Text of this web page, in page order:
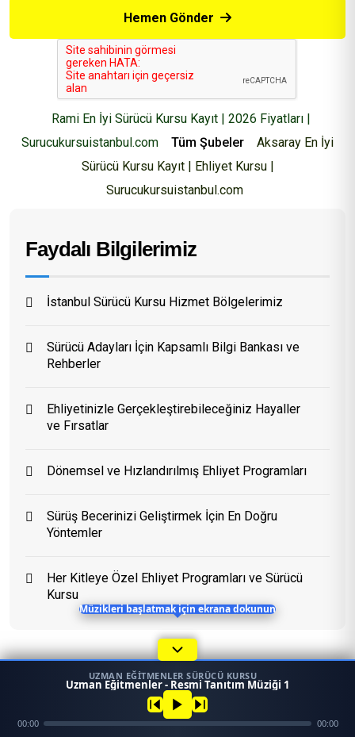
Hemen Gönder
Rami En İyi Sürücü Kursu Kayıt | 2026 Fiyatları |
Surucukursuistanbul.com
Tüm Şubeler
Aksaray En İyi
Sürücü Kursu Kayıt | Ehliyet Kursu |
Surucukursuistanbul.com
Faydalı Bilgilerimiz
İstanbul Sürücü Kursu Hizmet Bölgelerimiz
Sürücü Adayları İçin Kapsamlı Bilgi Bankası ve
Rehberler
Ehliyetinizle Gerçekleştirebileceğiniz Hayaller
ve Fırsatlar
Dönemsel ve Hızlandırılmış Ehliyet Programları
Sürüş Becerinizi Geliştirmek İçin En Doğru
Yöntemler
Her Kitleye Özel Ehliyet Programları ve Sürücü
Kursu
Eğitim Danışmanı
Ara
1
Konum Mezun
Müzikleri başlatmak için ekrana dokunun
UZMAN EĞITMENLER SÜRÜCÜ KURSU
Uzman Eğitmenler - Resmi Tanıtım Müziği 1
00:00 00:00